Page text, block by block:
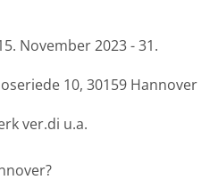
November 2023 - 31.
10, 30159 Hannover
ver.di u.a.